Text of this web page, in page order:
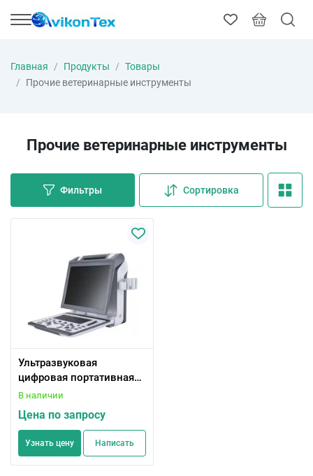
Главная Продукты
Товары
Прочие ветеринарные инструменты
Прочие ветеринарные инструменты
Фильтры Сортировка
Ультразвуковая
цифровая портативная
ветеринарная
система, модель CTS-
8800V Plus Colo
В наличии
Цена по запросу
Узнать цену Написать